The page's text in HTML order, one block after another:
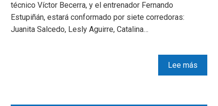
técnico Víctor Becerra, y el entrenador Fernando
Estupiñán, estará conformado por siete corredoras:
Juanita Salcedo, Lesly Aguirre, Catalina…
Lee más